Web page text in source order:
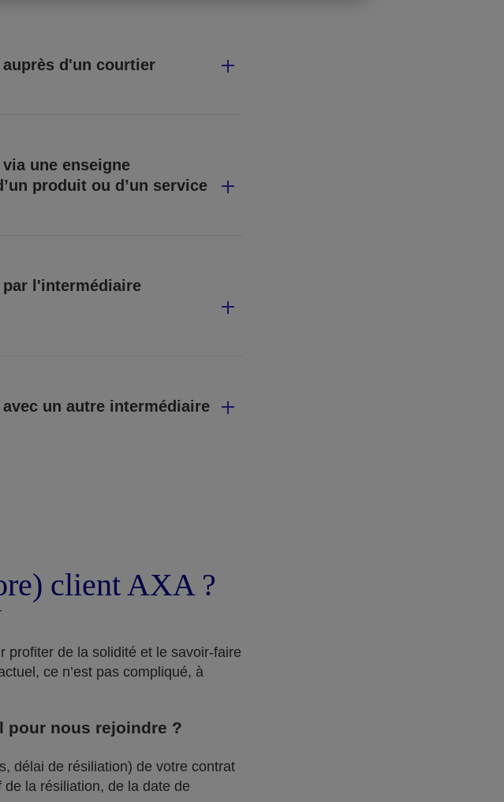
d'un courtier
une enseigne
produit ou d’un service
l'intermédiaire
un autre intermédiaire
client AXA ?
profiter de la solidité et le savoir-faire
ce n’est pas compliqué, à
pour nous rejoindre ?
délai de résiliation) de votre contrat
la résiliation, de la date de